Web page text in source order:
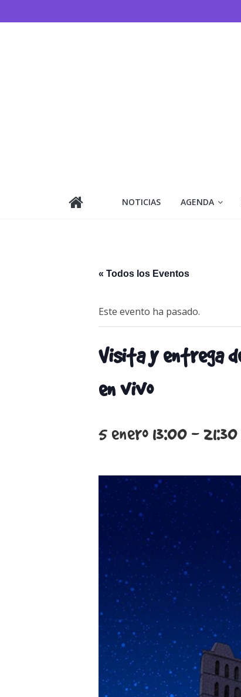
al
NOTICIAS AGENDA
« Todos los Eventos
Este evento ha pasado.
Visita y entrega
en vivo
5 enero 13:00 -21:30